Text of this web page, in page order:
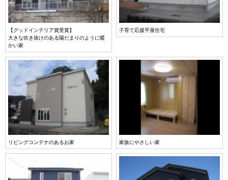
【グッドインテリア賞受賞】
大きな吹き抜けのある陽だまりのように暖
かい家
子育て応援平屋住宅
リビングコンテナのあるお家 家族にやさしい家